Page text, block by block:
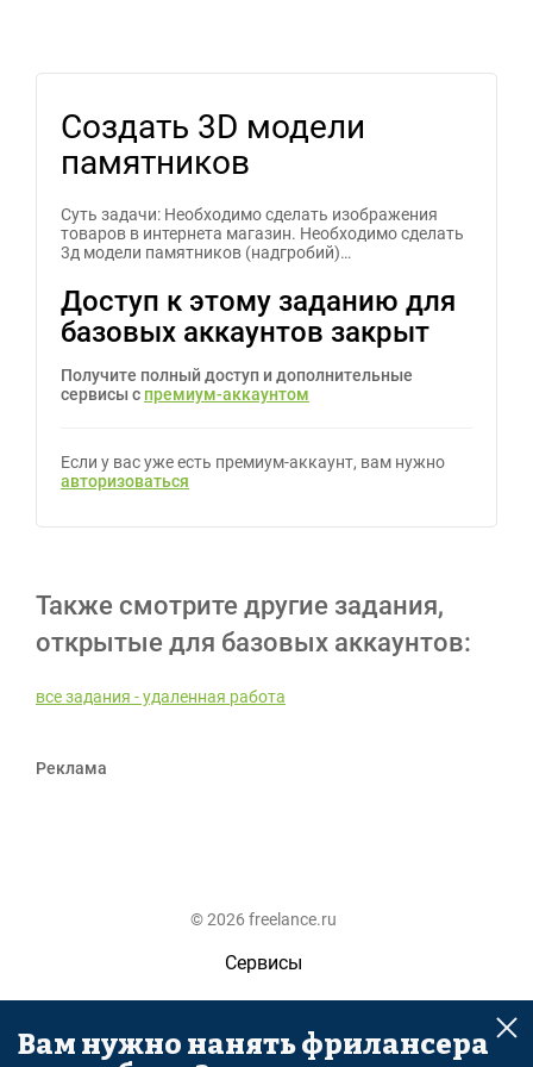
Создать 3D модели
памятников
Суть задачи: Необходимо сделать изображения
товаров в интернета магазин. Необходимо сделать
3д модели памятников (надгробий)…
Доступ к этому заданию для
базовых аккаунтов закрыт
Получите полный доступ и дополнительные
сервисы с премиум-аккаунтом
Если у вас уже есть премиум-аккаунт, вам нужно
авторизоваться
Также смотрите другие задания,
открытые для базовых аккаунтов:
все задания - удаленная работа
Реклама
© 2026 freelance.ru
Сервисы
Помощь
Поиск
Вам нужно нанять фрилансера